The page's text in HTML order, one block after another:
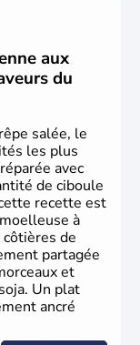
sont les deux
culture avec la
sont déroulés en
de football en
aux
du
salée, le
les plus
avec
de ciboule
recette est
à
de
partagée
et
Un plat
ancré